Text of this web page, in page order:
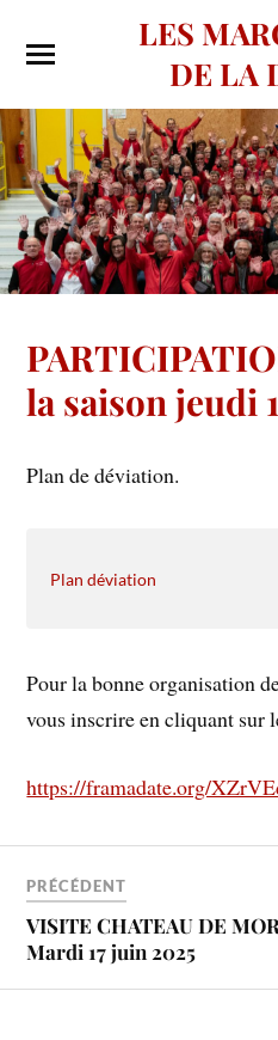
LES
DE LA
la saison jeudi
Plan de déviation.
Plan déviation
Pour la bonne organisation
vous inscrire en cliquant sur
https://framadate.org/
PRÉCÉDENT
VISITE CHATEAU DE
Mardi 17 juin 2025